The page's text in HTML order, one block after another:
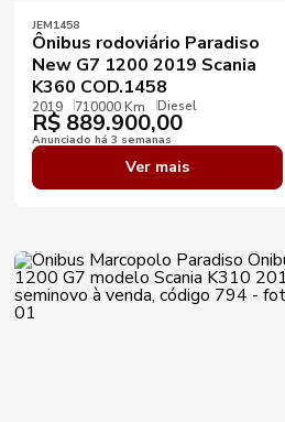
JEM1458
Ônibus rodoviário Paradiso
New G7 1200 2019 Scania
K360 COD.1458
2019 710000 Km Diesel
R$ 889.900,00
Anunciado há 3 semanas
Ver mais